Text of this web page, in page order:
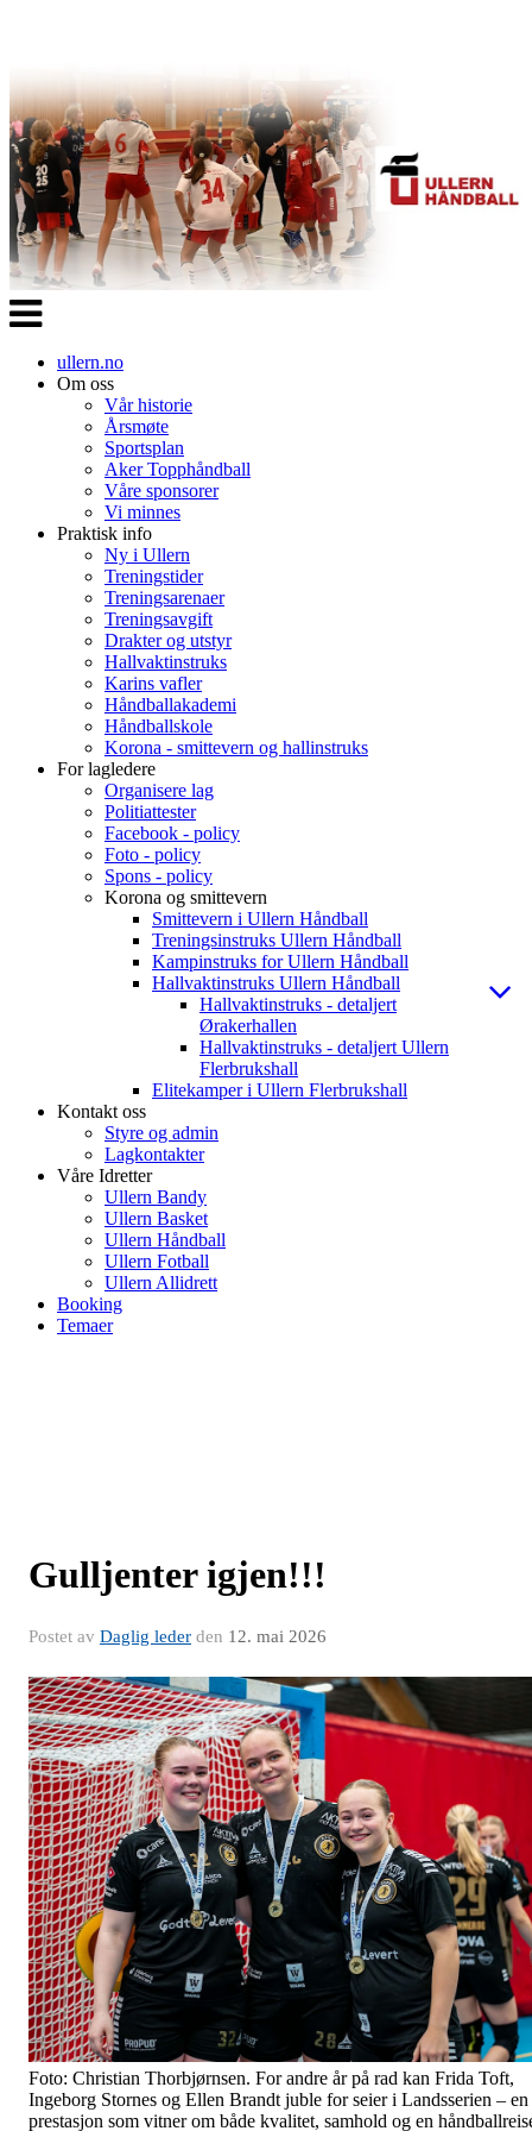
Veksle
navigasjon
ullern.no
Om oss
Vår historie
Årsmøte
Sportsplan
Aker Topphåndball
Våre sponsorer
Vi minnes
Praktisk info
Ny i Ullern
Treningstider
Treningsarenaer
Treningsavgift
Drakter og utstyr
Hallvaktinstruks
Karins vafler
Håndballakademi
Håndballskole
Korona - smittevern og hallinstruks
For lagledere
Organisere lag
Politiattester
Facebook - policy
Foto - policy
Spons - policy
Korona og smittevern
Smittevern i Ullern Håndball
Treningsinstruks Ullern Håndball
Kampinstruks for Ullern Håndball
Hallvaktinstruks Ullern Håndball
Hallvaktinstruks - detaljert
Ørakerhallen
Hallvaktinstruks - detaljert Ullern
Flerbrukshall
Elitekamper i Ullern Flerbrukshall
Kontakt oss
Styre og admin
Lagkontakter
Våre Idretter
Ullern Bandy
Ullern Basket
Ullern Håndball
Ullern Fotball
Ullern Allidrett
Booking
Temaer
Gulljenter igjen!!!
Postet av Daglig leder den 12. mai 2026
Foto: Christian Thorbjørnsen. For andre år på rad kan Frida Toft,
Ingeborg Stornes og Ellen Brandt juble for seier i Landsserien – en
prestasjon som vitner om både kvalitet, samhold og en